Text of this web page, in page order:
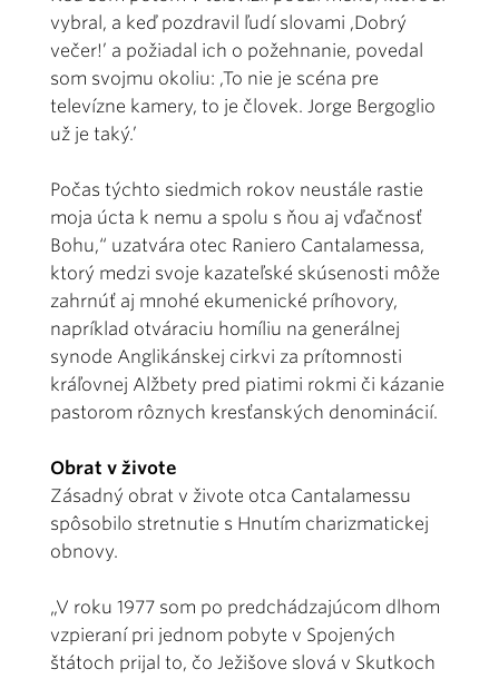
vybral, a keď pozdravil ľudí slovami ,Dobrý
večer!’ a požiadal ich o požehnanie, povedal
som svojmu okoliu: ,To nie je scéna pre
televízne kamery, to je človek. Jorge Bergoglio
už je taký.’
Počas týchto siedmich rokov neustále rastie
moja úcta k nemu a spolu s ňou aj vďačnosť
Bohu,“ uzatvára otec Raniero Cantalamessa,
ktorý medzi svoje kazateľské skúsenosti môže
zahrnúť aj mnohé ekumenické príhovory,
napríklad otváraciu homíliu na generálnej
synode Anglikánskej cirkvi za prítomnosti
kráľovnej Alžbety pred piatimi rokmi či kázanie
pastorom rôznych kresťanských denominácií.
Obrat v živote
Zásadný obrat v živote otca Cantalamessu
spôsobilo stretnutie s Hnutím charizmatickej
obnovy.
„V roku 1977 som po predchádzajúcom dlhom
vzpieraní pri jednom pobyte v Spojených
štátoch prijal to, čo Ježišove slová v Skutkoch